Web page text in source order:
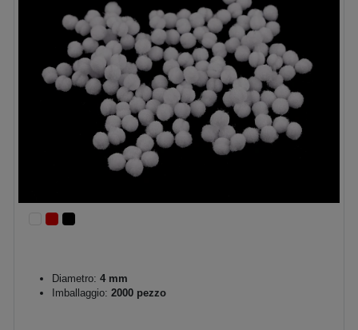
Diametro: 4 mm
Imballaggio: 2000 pezzo